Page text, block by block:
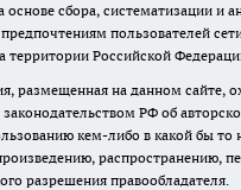
сбора, систематизации и
пользователей
территории Российской
размещенная на данном сайте,
законодательством РФ об
кем-либо в какой бы
распространению,
разрешения правообладателя.